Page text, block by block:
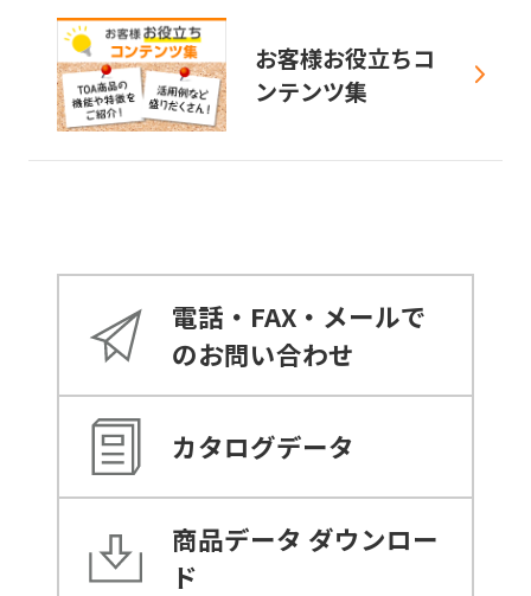
お客様お役立ちコ
ンテンツ集
電話・FAX・メールで
のお問い合わせ
カタログデータ
商品データ ダウンロー
ド